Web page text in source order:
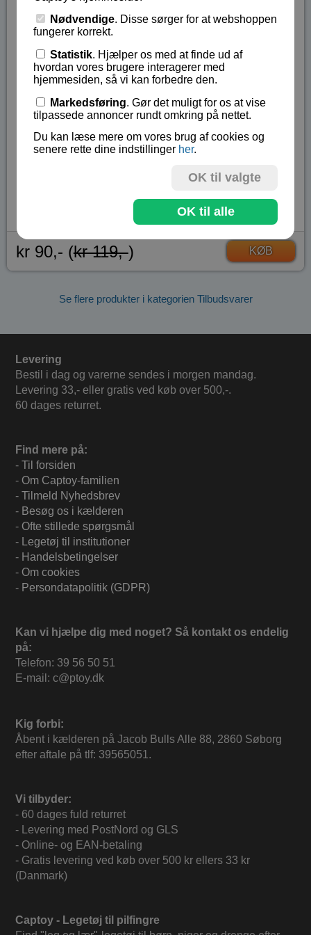
elektronikinteresserede og formår at koble læring
med leg.
Bemærk at æsken kan være lettere beskadiget, mens
indholdet er helt OK.
Fra 8 år. Kræver ingen lodning. Vejledning på
engelsk.
kr 90,- (kr 119,-) KØB
Se flere produkter i kategorien Tilbudsvarer
Levering
Bestil i dag og varerne sendes i morgen mandag.
Levering 33,- eller gratis ved køb over 500,-.
60 dages returret.
Find mere på:
- Til forsiden
- Om Captoy-familien
- Tilmeld Nyhedsbrev
- Besøg os i kælderen
- Ofte stillede spørgsmål
- Legetøj til institutioner
- Handelsbetingelser
- Om cookies
- Persondatapolitik (GDPR)
Kan vi hjælpe dig med noget? Så kontakt os endelig
på:
Telefon: 39 56 50 51
E-mail: c@ptoy.dk
Kig forbi:
Åbent i kælderen på Jacob Bulls Alle 88, 2860 Søborg
efter aftale på tlf: 39565051.
Vi tilbyder:
- 60 dages fuld returret
- Levering med PostNord og GLS
- Online- og EAN-betaling
- Gratis levering ved køb over 500 kr ellers 33 kr
(Danmark)
Captoy - Legetøj til pilfingre
Nødvendige. Disse sørger for at webshoppen
fungerer korrekt.
Statistik. Hjælper os med at finde ud af
hvordan vores brugere interagerer med
hjemmesiden, så vi kan forbedre den.
Markedsføring. Gør det muligt for os at vise
tilpassede annoncer rundt omkring på nettet.
Du kan læse mere om vores brug af cookies og
senere rette dine indstillinger her.
OK til valgte
OK til alle